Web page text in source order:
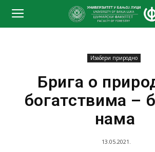
Изабери природно
Брига о
богатствима –
нама
13.05.2021.